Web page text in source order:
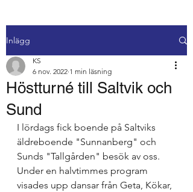
Inlägg
Höstturné till Saltvik och
Sund
KS
6 nov. 2022 1 min läsning
I lördags fick boende på Saltviks
äldreboende "Sunnanberg" och
Sunds "Tallgården" besök av oss.
Under en halvtimmes program
visades upp dansar från Geta, Kökar,